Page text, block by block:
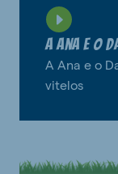
A Ana e o
A Ana e o
vitelos